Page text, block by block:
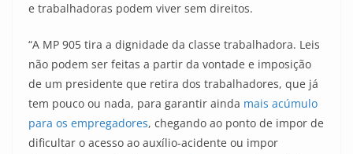
e trabalhadoras podem viver sem direitos.
“A MP 905 tira a dignidade da classe trabalhadora. Leis
não podem ser feitas a partir da vontade e imposição
de um presidente que retira dos trabalhadores, que já
tem pouco ou nada, para garantir ainda mais acúmulo
para os empregadores, chegando ao ponto de impor de
dificultar o acesso ao auxílio-acidente ou impor